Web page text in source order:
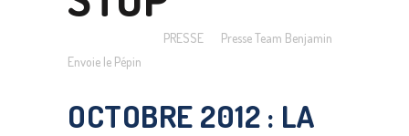
PRESSE
Presse Team Benjamin
Envoie le Pépin
OCTOBRE 2012 : LA